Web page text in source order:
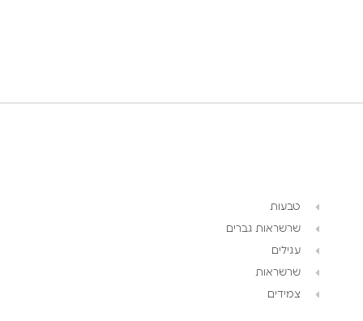
טבעות
שרשראות גברים
עגילים
שרשראות
צמידים